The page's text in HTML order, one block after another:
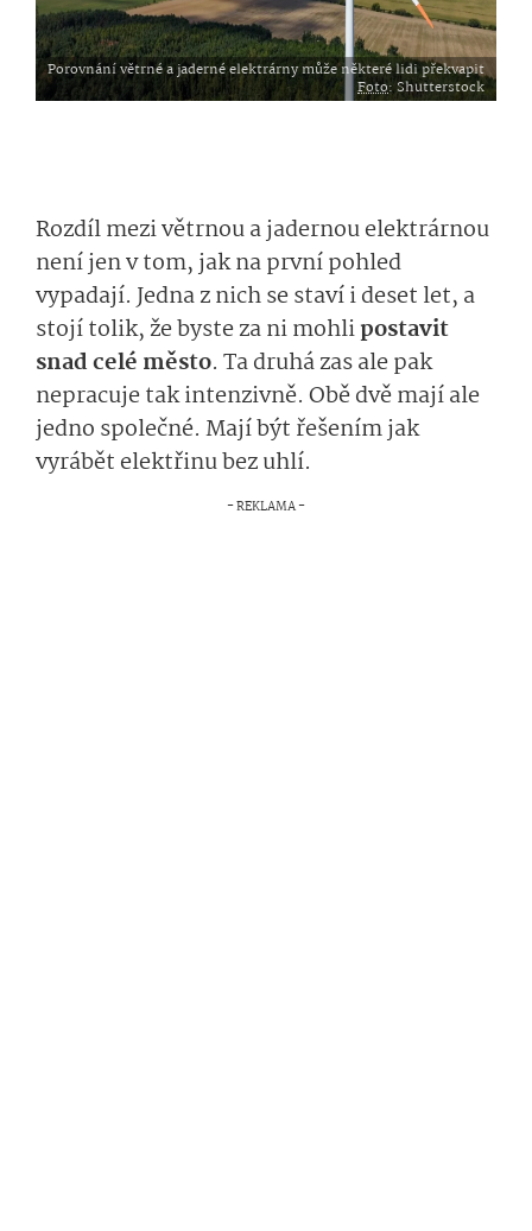
Porovnání větrné a jaderné elektrárny může některé lidi překvapit
Foto: Shutterstock
Rozdíl mezi větrnou a jadernou elektrárnou
není jen v tom, jak na první pohled
vypadají. Jedna z nich se staví i deset let, a
stojí tolik, že byste za ni mohlipostavit
snad celé město. Ta druhá zas ale pak
nepracuje tak intenzivně. Obě dvě mají ale
jedno společné. Mají být řešením jak
vyrábět elektřinu bez uhlí.